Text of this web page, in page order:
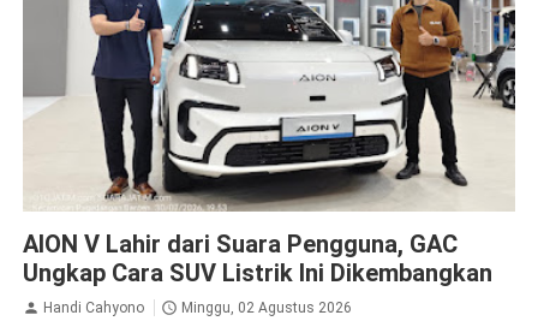
AION V Lahir dari Suara Pengguna, GAC
Ungkap Cara SUV Listrik Ini Dikembangkan
Handi Cahyono Minggu, 02 Agustus 2026